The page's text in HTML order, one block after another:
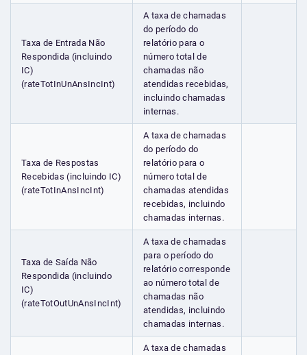
Taxa de Entrada Não
Respondida (incluindo
IC)
(rateTotInUnAnsIncInt)
A taxa de chamadas
do período do
relatório para o
número total de
chamadas não
atendidas recebidas,
incluindo chamadas
internas.
Taxa de Respostas
Recebidas (incluindo IC)
(rateTotInAnsIncInt)
A taxa de chamadas
do período do
relatório para o
número total de
chamadas atendidas
recebidas, incluindo
chamadas internas.
Taxa de Saída Não
Respondida (incluindo
IC)
(rateTotOutUnAnsIncInt)
A taxa de chamadas
para o período do
relatório corresponde
ao número total de
chamadas não
atendidas, incluindo
chamadas internas.
A taxa de chamadas